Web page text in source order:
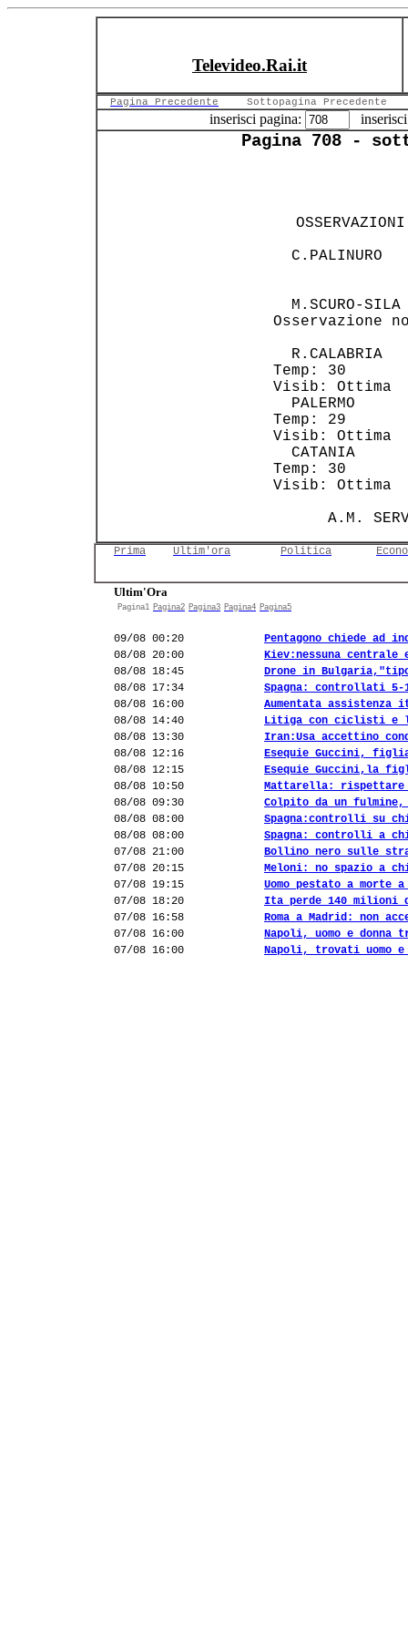
Televideo.Rai.it
Pagina Precedente Sottopagina Precedente
inserisci pagina:
Pagina 708 -
Temp: 30
Temp: 29
CATANIA
Temp: 30
Prima Ultim'ora Politica
Ultim'Ora
Pagina1 Pagina2 Pagina3 Pagina4 Pagina5
09/08 00:20
Pentagono chiede ad
08/08 20:00
Kiev:nessuna
08/08 18:45
Drone in
08/08 17:34
Spagna: controllati 5-
08/08 16:00
Aumentata assistenza
08/08 14:40
Litiga con ciclisti
08/08 13:30
Iran:Usa accettino
08/08 12:16
Esequie Guccini,
08/08 12:15
Esequie Guccini,la
08/08 10:50
Mattarella:
08/08 09:30
Colpito da un fulmine,
08/08 08:00
Spagna:controlli su
08/08 08:00
Spagna: controlli a
07/08 21:00
Bollino nero sulle
07/08 20:15
Meloni: no spazio a
07/08 19:15
Uomo pestato a morte
07/08 18:20
Ita perde 140 milioni
07/08 16:58
Roma a Madrid: non
07/08 16:00
Napoli, uomo e donna
07/08 16:00
Napoli, trovati uomo e